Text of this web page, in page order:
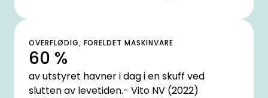
OVERFLØDIG, FORELDET MASKINVARE
60 %
av utstyret havner i dag i en skuff ved
slutten av levetiden.- Vito NV (2022)